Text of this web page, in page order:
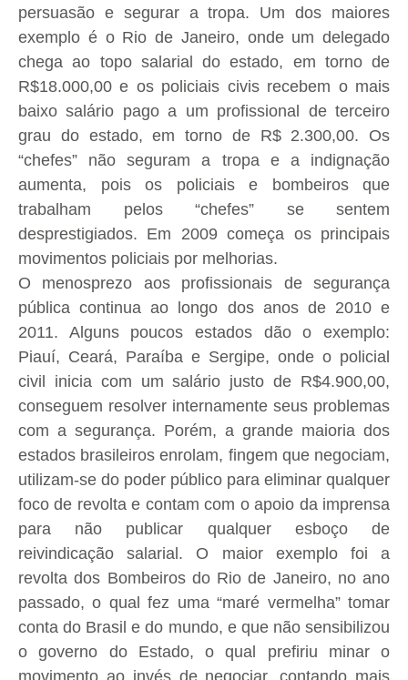
persuasão e segurar a tropa. Um dos maiores
exemplo é o Rio de Janeiro, onde um delegado
chega ao topo salarial do estado, em torno de
R$18.000,00 e os policiais civis recebem o mais
baixo salário pago a um profissional de terceiro
grau do estado, em torno de R$ 2.300,00. Os
“chefes” não seguram a tropa e a indignação
aumenta, pois os policiais e bombeiros que
trabalham pelos “chefes” se sentem
desprestigiados. Em 2009 começa os principais
movimentos policiais por melhorias.
O menosprezo aos profissionais de segurança
pública continua ao longo dos anos de 2010 e
2011. Alguns poucos estados dão o exemplo:
Piauí, Ceará, Paraíba e Sergipe, onde o policial
civil inicia com um salário justo de R$4.900,00,
conseguem resolver internamente seus problemas
com a segurança. Porém, a grande maioria dos
estados brasileiros enrolam, fingem que negociam,
utilizam-se do poder público para eliminar qualquer
foco de revolta e contam com o apoio da imprensa
para não publicar qualquer esboço de
reivindicação salarial. O maior exemplo foi a
revolta dos Bombeiros do Rio de Janeiro, no ano
passado, o qual fez uma “maré vermelha” tomar
conta do Brasil e do mundo, e que não sensibilizou
o governo do Estado, o qual prefiriu minar o
movimento ao invés de negociar, contando mais